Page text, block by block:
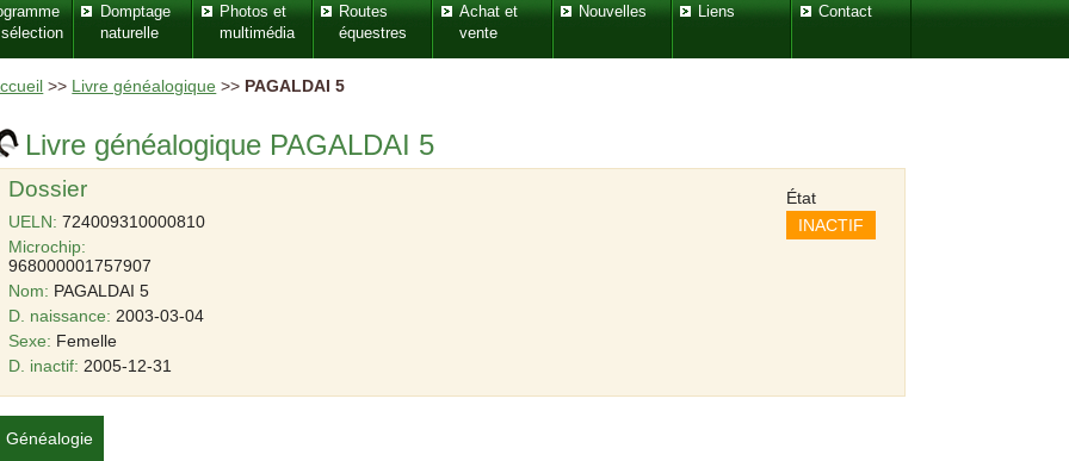
Domptage
naturelle
Photos et
multimédia
Routes
équestres
Achat et
vente
Nouvelles Liens Contact
>> Livre généalogique >> PAGALDAI 5
Livre généalogique PAGALDAI 5
Dossier
UELN: 724009310000810
Microchip:
968000001757907
Nom: PAGALDAI 5
D. naissance: 2003-03-04
Sexe: Femelle
État
INACTIF
D. inactif: 2005-12-31
Généalogie